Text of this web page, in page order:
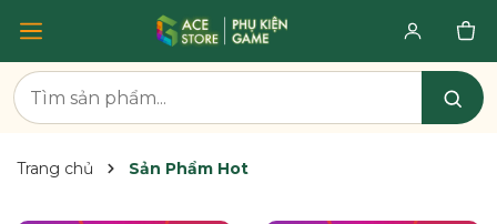
Trang chủ Sản Phẩm Hot